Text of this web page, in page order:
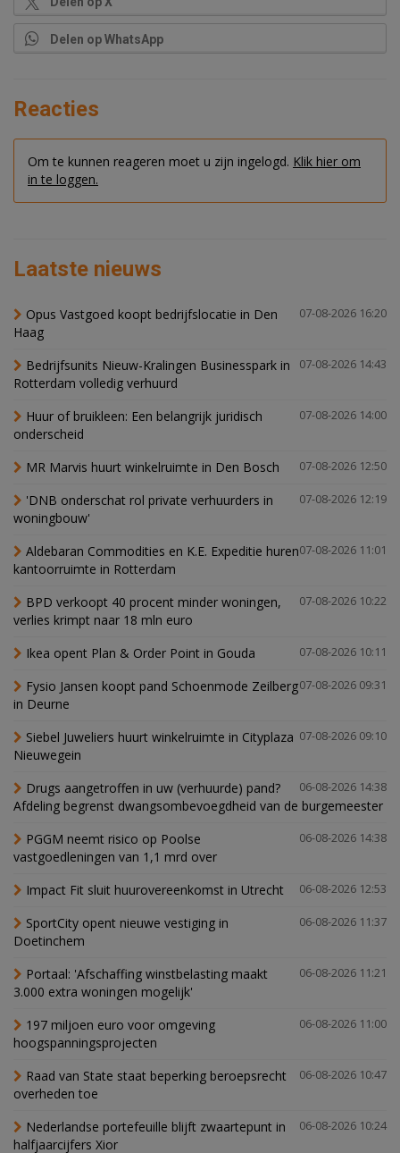
Delen op WhatsApp
Reacties
Om te kunnen reageren moet u zijn ingelogd. Klik hier om
in te loggen.
Laatste nieuws
07-08-2026 16:20
Opus Vastgoed koopt bedrijfslocatie in Den
Haag
07-08-2026 14:43
Bedrijfsunits Nieuw-Kralingen Businesspark in
Rotterdam volledig verhuurd
07-08-2026 14:00
Huur of bruikleen: Een belangrijk juridisch
onderscheid
07-08-2026 12:50
MR Marvis huurt winkelruimte in Den Bosch
07-08-2026 12:19
'DNB onderschat rol private verhuurders in
woningbouw'
07-08-2026 11:01
Aldebaran Commodities en K.E. Expeditie huren
kantoorruimte in Rotterdam
07-08-2026 10:22
BPD verkoopt 40 procent minder woningen,
verlies krimpt naar 18 mln euro
07-08-2026 10:11
Ikea opent Plan & Order Point in Gouda
07-08-2026 09:31
Fysio Jansen koopt pand Schoenmode Zeilberg
in Deurne
07-08-2026 09:10
Siebel Juweliers huurt winkelruimte in Cityplaza
Nieuwegein
06-08-2026 14:38
Drugs aangetroffen in uw (verhuurde) pand?
Afdeling begrenst dwangsombevoegdheid van de burgemeester
06-08-2026 14:38
PGGM neemt risico op Poolse
vastgoedleningen van 1,1 mrd over
06-08-2026 12:53
Impact Fit sluit huurovereenkomst in Utrecht
06-08-2026 11:37
SportCity opent nieuwe vestiging in
Doetinchem
06-08-2026 11:21
Portaal: 'Afschaffing winstbelasting maakt
3.000 extra woningen mogelijk'
06-08-2026 11:00
197 miljoen euro voor omgeving
hoogspanningsprojecten
06-08-2026 10:47
Raad van State staat beperking beroepsrecht
overheden toe
06-08-2026 10:24
Nederlandse portefeuille blijft zwaartepunt in
halfjaarcijfers Xior